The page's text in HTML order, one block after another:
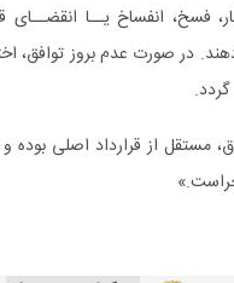
فسخ، انفساخ یــا انقضــای
در صورت عدم بروز توافق،
مستقل از قرارداد اصلی بوده